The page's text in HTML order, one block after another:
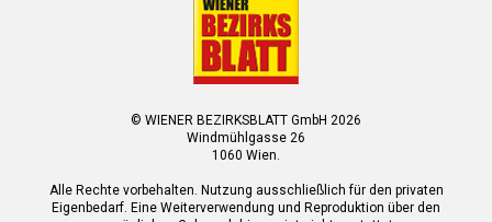
© WIENER BEZIRKSBLATT GmbH 2026
Windmühlgasse 26
1060 Wien.
Alle Rechte vorbehalten. Nutzung ausschließlich für den privaten
Eigenbedarf. Eine Weiterverwendung und Reproduktion über den